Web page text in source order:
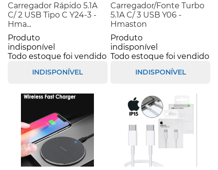
Carregador Rápido 5.1A
C/ 2 USB Tipo C Y24-3 -
Hma...
Produto
indisponível
Todo estoque foi vendido
INDISPONÍVEL
Carregador/Fonte Turbo
5.1A C/ 3 USB Y06 -
Hmaston
Produto
indisponível
Todo estoque foi vendido
INDISPONÍVEL